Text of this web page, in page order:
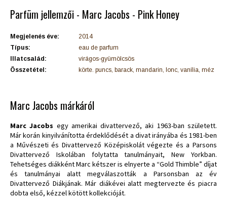
Parfüm jellemzői - Marc Jacobs - Pink Honey
Megjelenés éve:
2014
Típus:
eau de parfum
Illatcsalád:
virágos-gyümölcsös
Összetétel:
körte. puncs, barack, mandarin, lonc, vanília, méz
Marc Jacobs márkáról
Marc Jacobs egy amerikai divattervező, aki 1963-ban született.
Már korán kinyilvánította érdeklődését a divat irányába és 1981-ben
a Művészeti és Divattervező Középiskolát végezte és a Parsons
Divattervező Iskolában folytatta tanulmányait, New Yorkban.
Tehetséges diákként Marc kétszer is elnyerte a “Gold Thimble” díjat
és tanulmányai alatt megválaszották a Parsonsban az év
Divattervező Diákjának. Már diákévei alatt megtervezte és piacra
dobta első, kézzel kötött kollekcióját.